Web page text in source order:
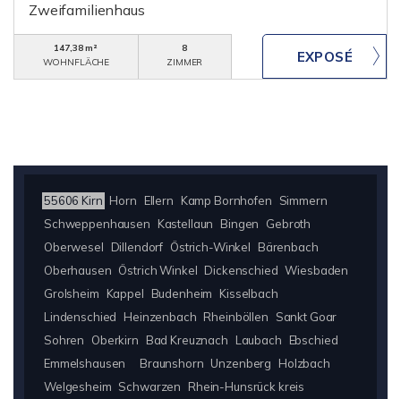
Zweifamilienhaus
147,38 m²
WOHNFLÄCHE
8
ZIMMER
55606 Kirn Horn Ellern Kamp Bornhofen
Simmern
Schweppenhausen
Kastellaun Bingen
Gebroth
Oberwesel
Dillendorf Östrich-Winkel
Bärenbach
Oberhausen Östrich Winkel Dickenschied Wiesbaden
Grolsheim
Kappel Budenheim
Kisselbach
Lindenschied
Heinzenbach Rheinböllen
Sankt Goar
Sohren
Oberkirn Bad Kreuznach Laubach
Ebschied
Emmelshausen
Braunshorn Unzenberg
Holzbach
Welgesheim Schwarzen
Rhein-Hunsrück kreis